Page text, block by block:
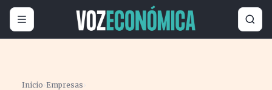
Inicio ›Empresas ›